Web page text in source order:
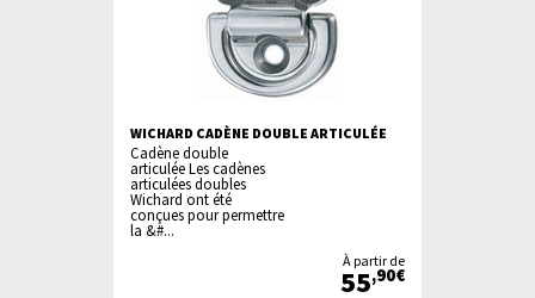
WICHARD CADÈNE DOUBLE ARTICULÉE
Cadène double
articulée Les cadènes
articulées doubles
Wichard ont été
conçues pour permettre
la &#...
À partir de
55,90€